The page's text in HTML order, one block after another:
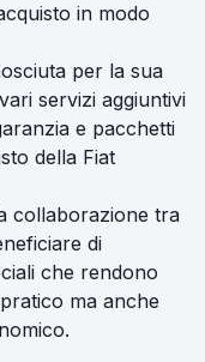
in modo
per la sua
servizi aggiuntivi
e pacchetti
della Fiat
collaborazione tra
di
che rendono
ma anche